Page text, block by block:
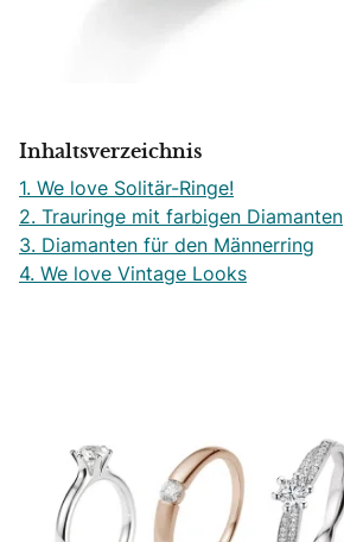
Inhaltsverzeichnis
1. We love Solitär-Ringe!
2. Trauringe mit farbigen Diamanten
3. Diamanten für den Männerring
4. We love Vintage Looks